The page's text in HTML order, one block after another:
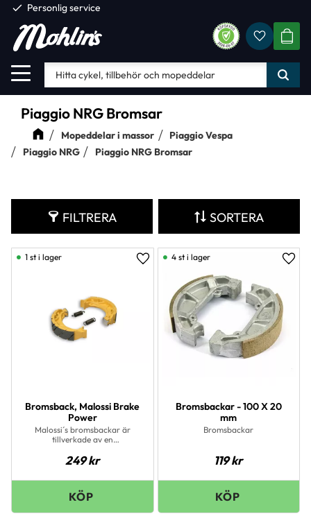
Meny
check Personlig service
Piaggio NRG Bromsar
Mopeddelar i massor
Piaggio Vespa
Piaggio NRG
Piaggio NRG Bromsar
FILTRERA SORTERA
Bromsback, Malossi Brake
Power
Malossi´s bromsbackar är
tillverkade av en
samt så är beläggytan gjord av
en specialblandning med
asbestfritt friktionsmatrial.
Konstruerade för en lång
livslängd samt problemfritt
249kr
Lägg till i favoriter
1 st i lager
Bromsbackar - 100 X 20
mm
Bromsbackar
119kr
4 st i lager